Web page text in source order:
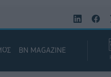
BN MAGAZINE